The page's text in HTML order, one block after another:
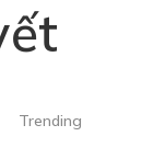
Trending